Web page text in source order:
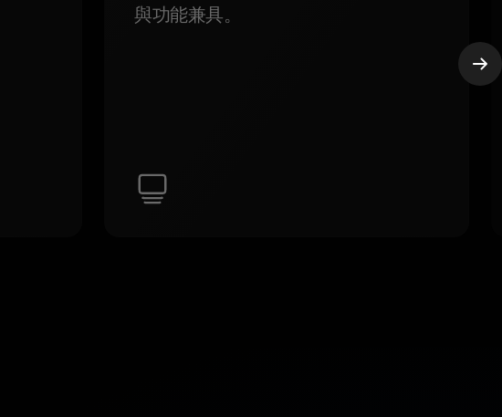
與功能兼具。